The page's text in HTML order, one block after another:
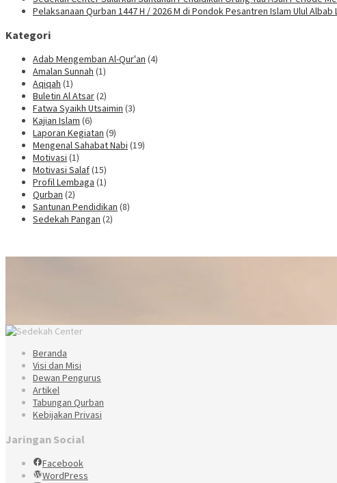
Pelaksanaan Qurban 1447 H / 2026 M di Pondok Pesantren Islam Ulul Albab
Kategori
Adab Mengemban Al-Qur'an (4)
Amalan Sunnah (1)
Aqiqah (1)
Buletin Al Atsar(2)
Fatwa Syaikh Utsaimin (3)
Kajian Islam (6)
Laporan Kegiatan (9)
Mengenal Sahabat Nabi (19)
Motivasi (1)
Motivasi Salaf(15)
Profil Lembaga (1)
Qurban (2)
Santunan Pendidikan (8)
Sedekah Pangan (2)
Beranda
Visi dan Misi
Dewan Pengurus
Artikel
Tabungan Qurban
Kebijakan Privasi
Jaringan Social
Facebook
WordPress